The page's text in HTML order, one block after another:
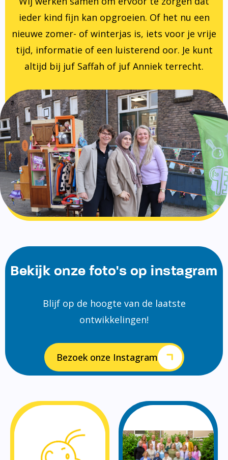
ieder kind fijn kan opgroeien. Of het nu een
nieuwe zomer- of winterjas is, iets voor je vrije
tijd, informatie of een luisterend oor. Je kunt
altijd bij juf Saffah of juf Anniek terrecht.
Bekijk onze foto's op instagram
Blijf op de hoogte van de laatste
ontwikkelingen!
Bezoek onze Instagram